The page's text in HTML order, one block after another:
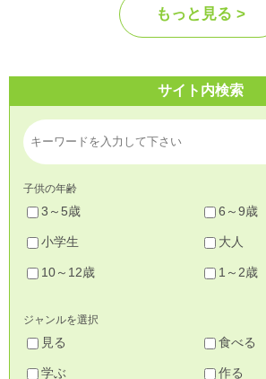
もっと見る >
サイト内検索
子供の年齢
3～5歳 6～9歳
小学生 大人
10～12歳 1～2歳
ジャンルを選択
見る 食べる
学ぶ 作る